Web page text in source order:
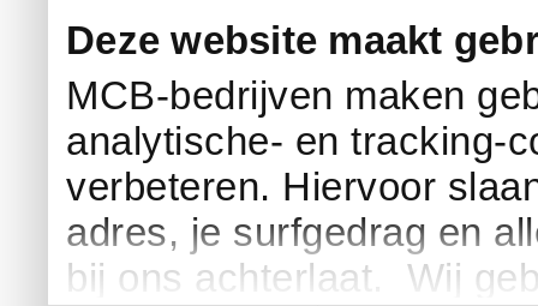
Deze website maakt
MCB-bedrijven maken
analytische- en tracking-
verbeteren. Hiervoor
adres, je surfgedrag en
bij ons achterlaat. Wij